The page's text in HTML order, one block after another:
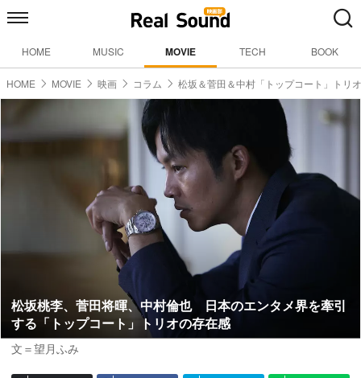
HOME MUSIC MOVIE TECH BOOK
HOME MOVIE 映画 コラム 松坂＆菅田＆中村「トップコート」トリオ
松坂桃李、菅田将暉、中村倫也 日本のエンタメ界を牽引
する「トップコート」トリオの存在感
文＝望月ふみ